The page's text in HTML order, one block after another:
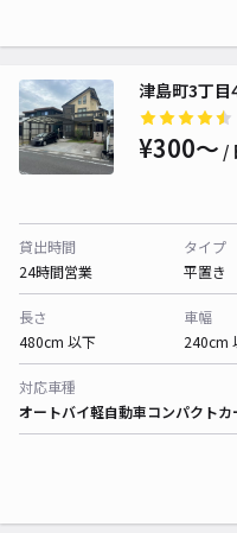
津島町3丁
¥300〜 /
貸出時間
24時間営業
タイプ
平置き
長さ
480cm 以下
車幅
240cm
対応車種
オートバイ軽自動車コンパクトカ